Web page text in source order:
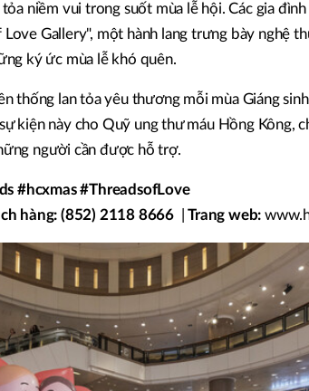
niềm vui trong suốt mùa lễ hội. Các gia
Gallery", một hành lang trưng bày nghệ
ký ức mùa lễ khó quên.
thống lan tỏa yêu thương mỗi mùa Giáng
kiện này cho Quỹ ung thư máu Hồng Kông,
người cần được hỗ trợ.
#hcxmas #ThreadsofLove
hàng: (852) 2118 8666 |Trang web: